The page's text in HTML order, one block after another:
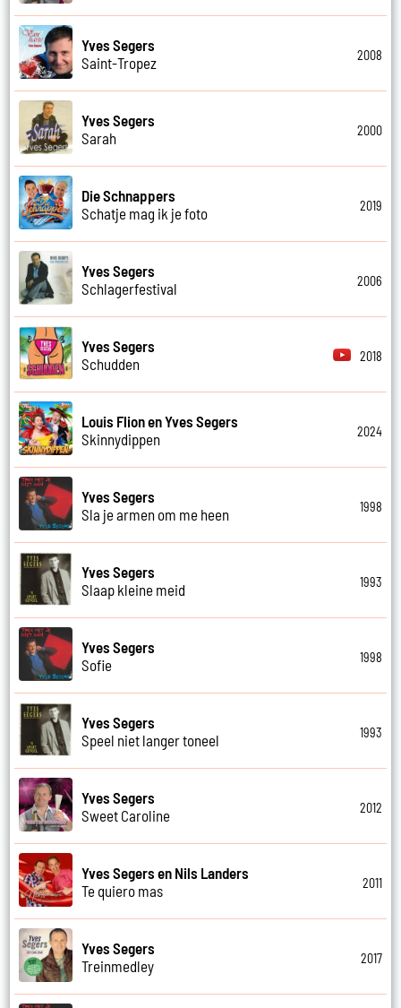
Yves Segers
Saint-Tropez
2008
Yves Segers
Sarah
2000
Die Schnappers
Schatje mag ik je foto
2019
Yves Segers
Schlagerfestival
2006
Yves Segers
Schudden
2018
Louis Flion en Yves Segers
Skinnydippen
2024
Yves Segers
Sla je armen om me heen
1998
Yves Segers
Slaap kleine meid
1993
Yves Segers
Sofie
1998
Yves Segers
Speel niet langer toneel
1993
Yves Segers
Sweet Caroline
2012
Yves Segers en Nils Landers
Te quiero mas
2011
Yves Segers
Treinmedley
2017